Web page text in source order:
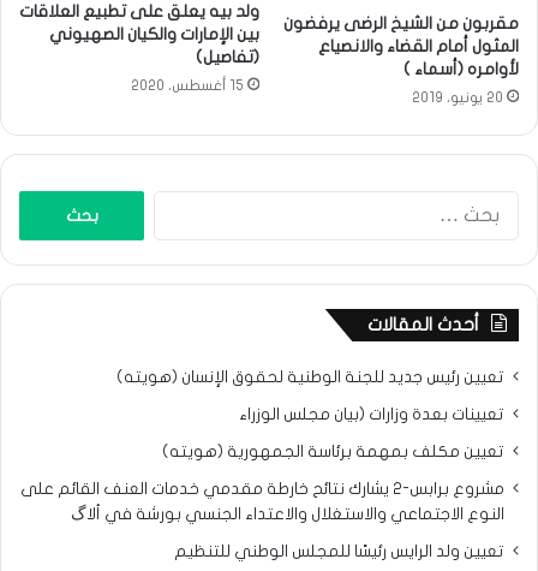
مقربون من الشيخ الرضى يرفضون
المثول أمام القضاء والانصياع
لأوامره (أسماء )
20 يونيو، 2019
ولد بيه يعلق على تطبيع العلاقات
بين الإمارات والكيان الصهيوني
(تفاصيل)
15 أغسطس، 2020
أحدث المقالات
تعيين رئيس جديد للجنة الوطنية لحقوق الإنسان (هويته)
تعيينات بعدة وزارات (بيان مجلس الوزراء
تعيين مكلف بمهمة برئاسة الجمهورية (هويته)
مشروع برابس-2 يشارك نتائح خارطة مقدمي خدمات العنف القائم على
النوع الاجتماعي والاستغلال والاعتداء الجنسي بورشة في ألاگ
تعيين ولد الرايس رئيسًا للمجلس الوطني للتنظيم